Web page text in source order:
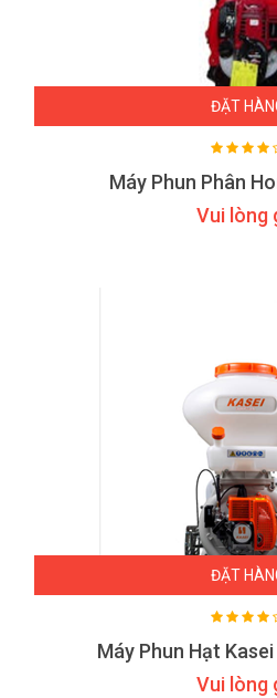
ĐẶT
Máy Phun Phân
Vui lòng
ĐẶT
Máy Phun Hạt
Vui lòng